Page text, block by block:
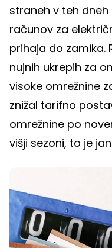
straneh v teh
računov za
prihaja do zamika.
nujnih ukrepih za
visoke omrežnine
znižal tarifno
omrežnine po
višji sezoni, to je